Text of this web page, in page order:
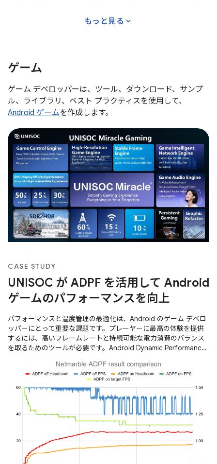
もっと見る expand_more
ゲーム
ゲーム デベロッパーは、ツール、ダウンロード、サンプ
ル、ライブラリ、ベスト プラクティスを使用して、
Android ゲームを作成します。
CASE STUDY
UNISOC が ADPF を活用して Android
ゲームのパフォーマンスを向上
パフォーマンスと温度管理の最適化は、Android のゲーム デベロ
ッパーにとって重要な課題です。プレーヤーに最高の体験を提供
するには、高いフレームレートと持続可能な電力消費のバランス
を取るためのツールが必要です。Android Dynamic Performance
システムを直接操作できるようにする重要な API のセットを提供
し、この微調整された最適化を可能にします。 UNISOC は、これ
らのツールを活用して、SoC